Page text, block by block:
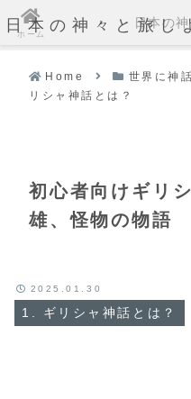
日本の神々と旅し
Home 世界に神
リシャ神話とは？
初心者向けギリ
雄、怪物の物語
1. ギリシャ神話とは？
2025.01.30
ホーム
日本の